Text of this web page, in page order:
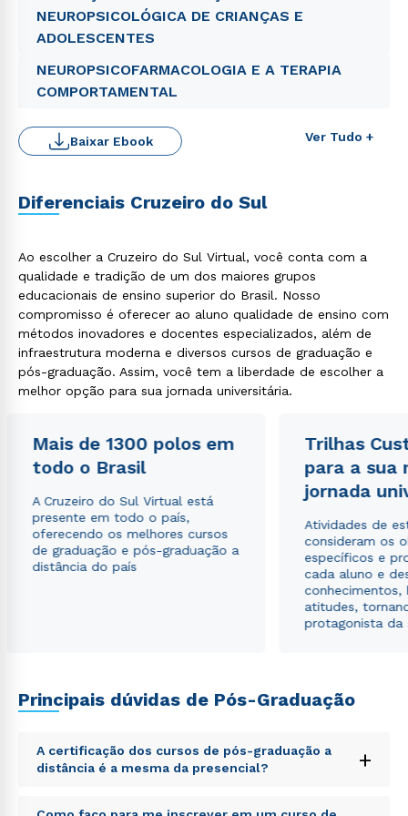
NEUROPSICOLÓGICA DE CRIANÇAS E
ADOLESCENTES
NEUROPSICOFARMACOLOGIA E A TERAPIA
COMPORTAMENTAL
Ver Tudo +
Baixar Ebook
Diferenciais Cruzeiro do Sul
Ao escolher a Cruzeiro do Sul Virtual, você conta com a
qualidade e tradição de um dos maiores grupos
educacionais de ensino superior do Brasil. Nosso
compromisso é oferecer ao aluno qualidade de ensino com
métodos inovadores e docentes especializados, além de
infraestrutura moderna e diversos cursos de graduação e
pós-graduação. Assim, você tem a liberdade de escolher a
melhor opção para sua jornada universitária.
Mais de 1300 polos em
todo o Brasil
A Cruzeiro do Sul Virtual está
presente em todo o país,
oferecendo os melhores cursos
de graduação e pós-graduação a
distância do país
Trilhas
para a sua
jornada
Atividades de
consideram os
específicos e
cada aluno e
conhecimentos,
atitudes,
protagonista da
Principais dúvidas de Pós-Graduação
A certificação dos cursos de pós-graduação a
distância é a mesma da presencial?
+
Sed ut perspiciatis unde omnis iste natus error sit
Rápido e fácil
WhatsApp
ou
Estou de acordo com a
autorizo que meus dados sejam utilizados para o